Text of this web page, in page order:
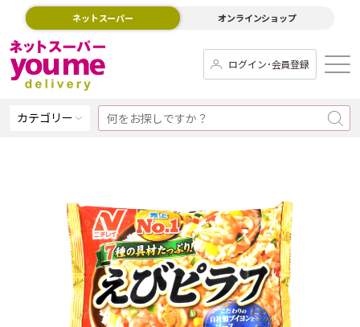
ネットスーパー オンラインショップ
ログイン･会員登録
カテゴリー